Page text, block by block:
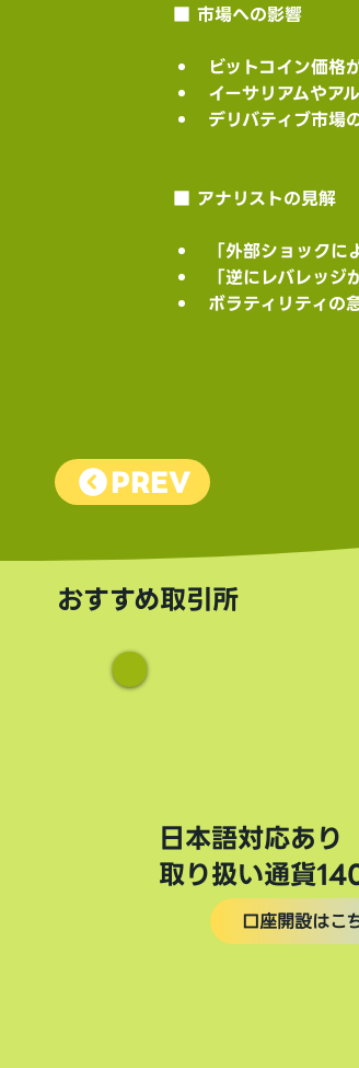
■ 市場への影響
ビットコイン価格
イーサリアムやア
デリバティブ市場
■ アナリストの見解
「外部ショックに
「逆にレバレッ
ボラティリティの
PREV
おすすめ取引所
日本語対応あり
取り扱い通貨
口座開設はこ